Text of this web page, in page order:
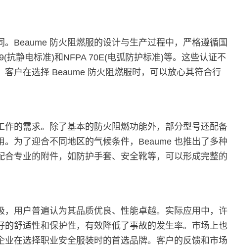
防火阻燃服的设计与生产过程中，严格遵循国
抗静电标准)和NFPA 70E(电弧防护标准)等。这些认证不
户在选择 Beaume 防火阻燃服时，可以放心其符合行
的需求。除了基本的防火阻燃功能外，部分型号还配备
为了迎合不同地区的气候条件，Beaume 也推出了多种
专业的附件，如防护手套、安全靴等，可以形成完整的
用户普遍认为其品质优良、性能卓越。实际应用中，许
舒适性和保护性，有效降低了事故的发生率。市场上也
在选择职业安全服装时的首选品牌。客户的反馈和市场